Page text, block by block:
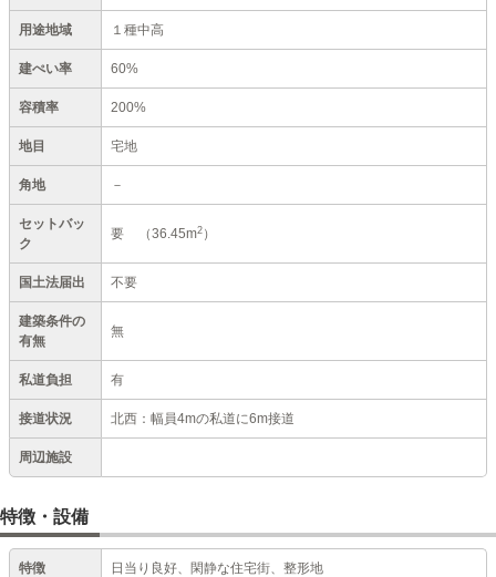
用途地域 １種中高
建ぺい率 60%
容積率 200%
地目 宅地
角地 －
セットバッ
ク
要 （36.45m2 ）
国土法届出 不要
建築条件の
有無
無
私道負担 有
接道状況 北西：幅員4mの私道に6m接道
周辺施設
特徴・設備
特徴 日当り良好、閑静な住宅街、整形地